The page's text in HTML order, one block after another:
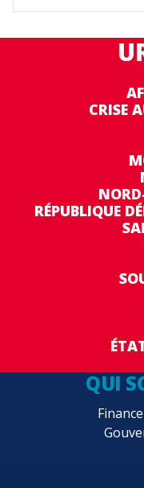
CRISE
RÉPUBLIQUE
QUI